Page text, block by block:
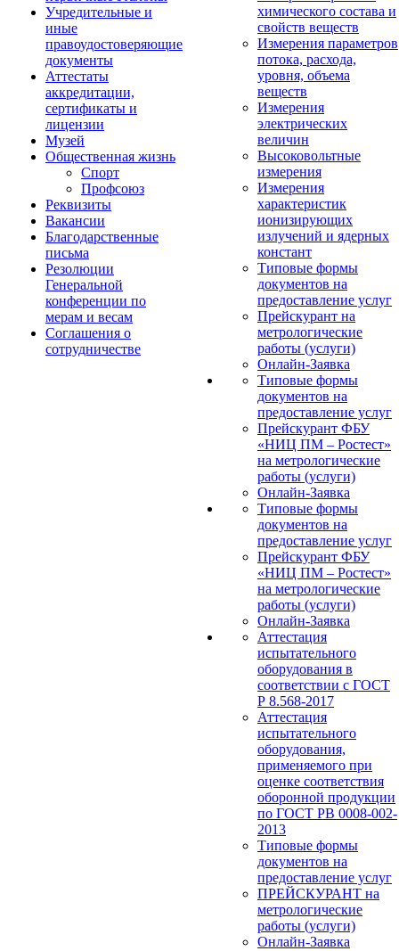
Учредительные и
иные
правоудостоверяющие
документы
Аттестаты
аккредитации,
сертификаты и
лицензии
Музей
Общественная жизнь
Спорт
Профсоюз
Реквизиты
Вакансии
Благодарственные
письма
Резолюции
Генеральной
конференции по
мерам и весам
Соглашения о
сотрудничестве
химического состава и
свойств веществ
Измерения параметров
потока, расхода,
уровня, объема
веществ
Измерения
электрических
величин
Высоковольтные
измерения
Измерения
характеристик
ионизирующих
излучений и ядерных
констант
Типовые формы
документов на
предоставление услуг
Прейскурант на
метрологические
работы (услуги)
Онлайн-Заявка
Типовые формы
документов на
предоставление услуг
Прейскурант ФБУ
«НИЦ ПМ – Ростест»
на метрологические
работы (услуги)
Онлайн-Заявка
Типовые формы
документов на
предоставление услуг
Прейскурант ФБУ
«НИЦ ПМ – Ростест»
на метрологические
работы (услуги)
Онлайн-Заявка
Аттестация
испытательного
оборудования в
соответствии с ГОСТ
Р 8.568-2017
Аттестация
испытательного
оборудования,
применяемого при
оценке соответствия
оборонной продукции
по ГОСТ РВ 0008-002-
2013
Типовые формы
документов на
предоставление услуг
ПРЕЙСКУРАНТ на
метрологические
работы (услуги)
Онлайн-Заявка